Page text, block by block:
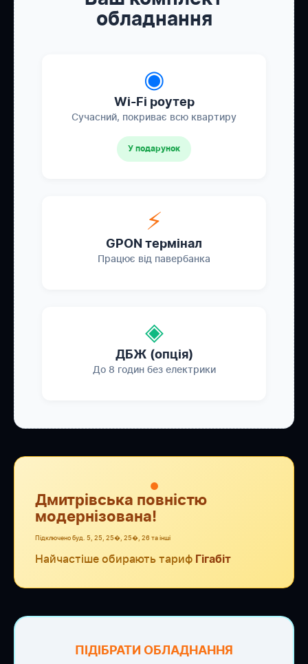
обладнання
◉
Wi-Fi роутер
Сучасний, покриває всю квартиру
У подарунок
⚡
GPON термінал
Працює від павербанка
◈
ДБЖ (опція)
До 8 годин без електрики
●
Дмитрівська повністю
модернізована!
Підключено буд. 5, 25, 25�, 25�, 26 та інші
Найчастіше обирають тариф Гігабіт
ПІДІБРАТИ ОБЛАДНАННЯ